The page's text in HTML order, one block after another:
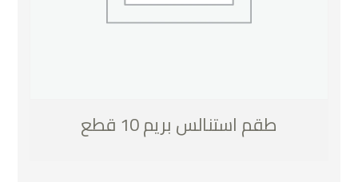
طقم استنالس بريم 10 قطع